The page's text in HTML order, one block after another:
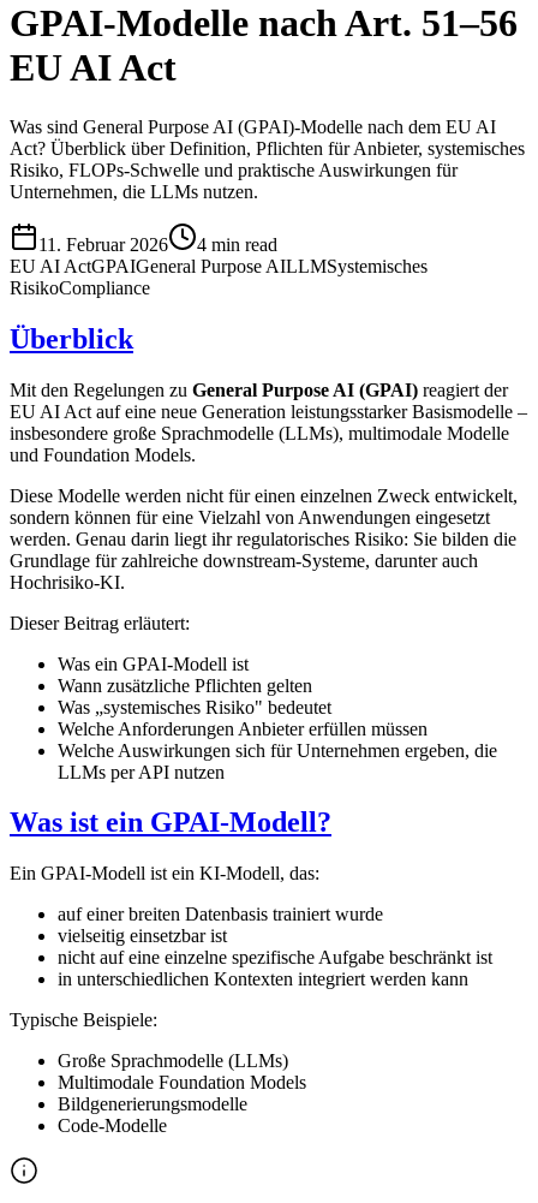
GPAI-Modelle nach Art. 51–56
EU AI Act
Was sind General Purpose AI (GPAI)-Modelle nach dem EU AI
Act? Überblick über Definition, Pflichten für Anbieter, systemisches
Risiko, FLOPs-Schwelle und praktische Auswirkungen für
Unternehmen, die LLMs nutzen.
11. Februar 2026
4 min read
EU AI ActGPAIGeneral Purpose AILLMSystemisches
RisikoCompliance
Überblick
Mit den Regelungen zu General Purpose AI (GPAI) reagiert der
EU AI Act auf eine neue Generation leistungsstarker Basismodelle –
insbesondere große Sprachmodelle (LLMs), multimodale Modelle
und Foundation Models.
Diese Modelle werden nicht für einen einzelnen Zweck entwickelt,
sondern können für eine Vielzahl von Anwendungen eingesetzt
werden. Genau darin liegt ihr regulatorisches Risiko: Sie bilden die
Grundlage für zahlreiche downstream-Systeme, darunter auch
Hochrisiko-KI.
Dieser Beitrag erläutert:
Was ein GPAI-Modell ist
Wann zusätzliche Pflichten gelten
Was „systemisches Risiko" bedeutet
Welche Anforderungen Anbieter erfüllen müssen
Welche Auswirkungen sich für Unternehmen ergeben, die
LLMs per API nutzen
Was ist ein GPAI-Modell?
Ein GPAI-Modell ist ein KI-Modell, das:
auf einer breiten Datenbasis trainiert wurde
vielseitig einsetzbar ist
nicht auf eine einzelne spezifische Aufgabe beschränkt ist
in unterschiedlichen Kontexten integriert werden kann
Typische Beispiele:
Große Sprachmodelle (LLMs)
Multimodale Foundation Models
Bildgenerierungsmodelle
Code-Modelle